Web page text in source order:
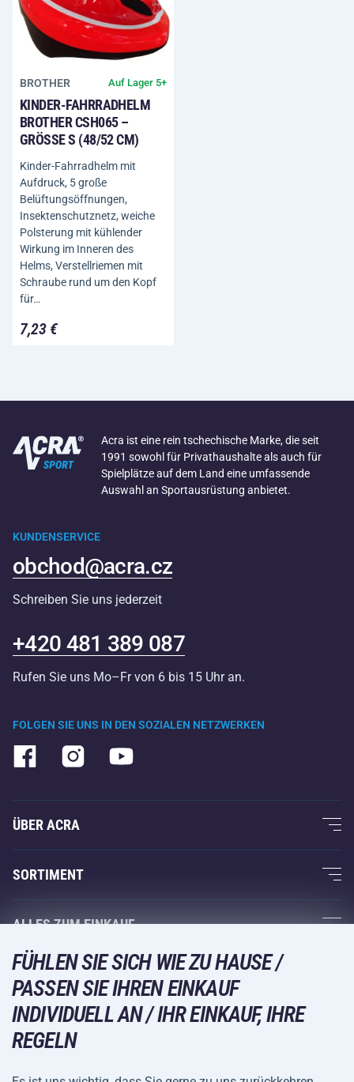
BROTHER Auf Lager 5+
KINDER-FAHRRADHELM
BROTHER CSH065 –
GRÖSSE S (48/52 CM)
Kinder-Fahrradhelm mit
Aufdruck, 5 große
Belüftungsöffnungen,
Insektenschutznetz, weiche
Polsterung mit kühlender
Wirkung im Inneren des
Helms, Verstellriemen mit
Schraube rund um den Kopf
für…
7,23 €
Acra ist eine rein tschechische Marke, die seit
1991 sowohl für Privathaushalte als auch für
Spielplätze auf dem Land eine umfassende
Auswahl an Sportausrüstung anbietet.
FOLGEN SIE UNS IN DEN SOZIALEN NETZWERKEN
KUNDENSERVICE
obchod@acra.cz
Schreiben Sie uns jederzeit
+420 481 389 087
Rufen Sie uns Mo–Fr von 6 bis 15 Uhr an.
ÜBER ACRA
Über uns
Acra-Garantie
Kontakte
Großhandel
Einkaufsratgeber
SORTIMENT
Fitness und Krafttraining
Racketsportarten
Wintersport
Freizeit und Unterhaltung
Camping und Wandern
ALLES ZUM EINKAUF
Acra-Garantie
Rückgabe und Reklamationen
VERSANDARTEN
FÜHLEN SIE SICH WIE ZU HAUSE /
PASSEN SIE IHREN EINKAUF
INDIVIDUELL AN / IHR EINKAUF, IHRE
REGELN